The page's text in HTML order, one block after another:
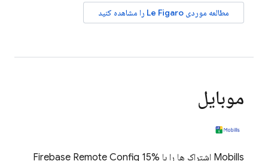
مطالعه موردی Le Figaro را مشاهده کنید
موبایل
Mobills اشتراک ها را با Firebase Remote Config 15%